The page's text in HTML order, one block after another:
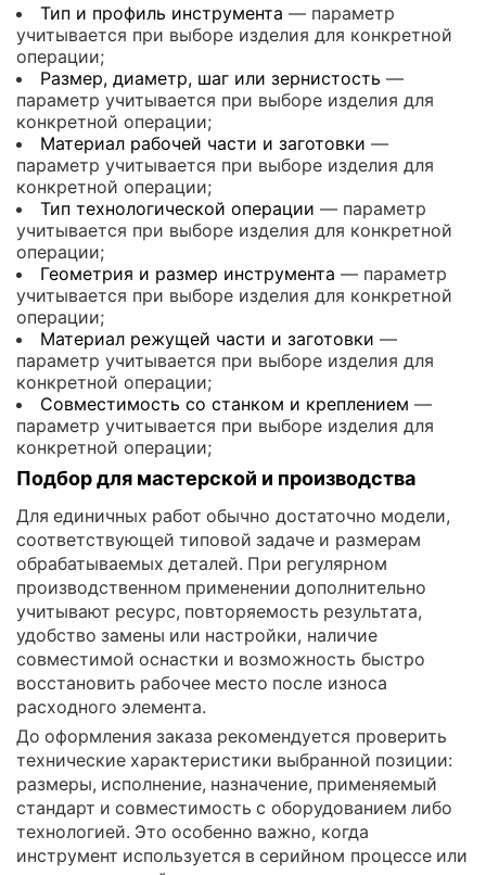
Тип и профиль инструмента — параметр
учитывается при выборе изделия для конкретной
операции;
Размер, диаметр, шаг или зернистость —
параметр учитывается при выборе изделия для
конкретной операции;
Материал рабочей части и заготовки —
параметр учитывается при выборе изделия для
конкретной операции;
Тип технологической операции — параметр
учитывается при выборе изделия для конкретной
операции;
Геометрия и размер инструмента — параметр
учитывается при выборе изделия для конкретной
операции;
Материал режущей части и заготовки —
параметр учитывается при выборе изделия для
конкретной операции;
Совместимость со станком и креплением —
параметр учитывается при выборе изделия для
конкретной операции;
Подбор для мастерской и производства
Для единичных работ обычно достаточно модели,
соответствующей типовой задаче и размерам
обрабатываемых деталей. При регулярном
производственном применении дополнительно
учитывают ресурс, повторяемость результата,
удобство замены или настройки, наличие
совместимой оснастки и возможность быстро
восстановить рабочее место после износа
расходного элемента.
До оформления заказа рекомендуется проверить
технические характеристики выбранной позиции:
размеры, исполнение, назначение, применяемый
стандарт и совместимость с оборудованием либо
технологией. Это особенно важно, когда
инструмент используется в серийном процессе или